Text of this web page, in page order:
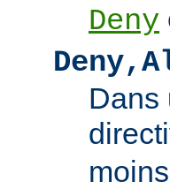
Deny
Dans